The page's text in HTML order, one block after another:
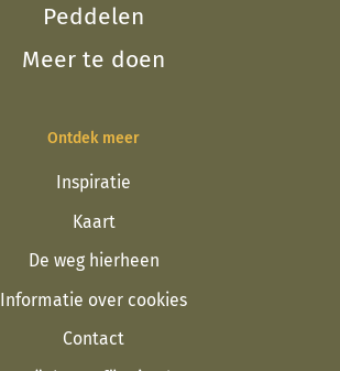
Peddelen
Meer te doen
Ontdek meer
Inspiratie
Kaart
De weg hierheen
Informatie over cookies
Contact